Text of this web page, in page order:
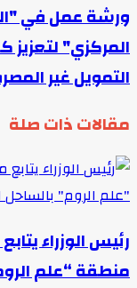
ورشة عمل في
المركزي" لتعزيز
التمويل غير
مقالات ذات صلة
رئيس الوزراء
منطقة “علم